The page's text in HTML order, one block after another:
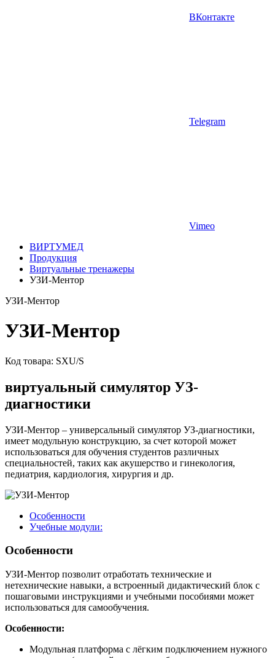
ВКонтакте
Telegram
Vimeo
ВИРТУМЕД
Продукция
Виртуальные тренажеры
УЗИ-Ментор
УЗИ-Ментор
УЗИ-Ментор
Код товара: SXU/S
виртуальный симулятор УЗ-
диагностики
УЗИ-Ментор – универсальный симулятор УЗ-диагностики,
имеет модульную конструкцию, за счет которой может
использоваться для обучения студентов различных
специальностей, таких как акушерство и гинекология,
педиатрия, кардиология, хирургия и др.
Особенности
Учебные модули:
Особенности
УЗИ-Ментор позволит отработать технические и
нетехнические навыки, а встроенный дидактический блок с
пошаговыми инструкциями и учебными пособиями может
использоваться для самообучения.
Особенности:
Модульная платформа с лёгким подключением нужного